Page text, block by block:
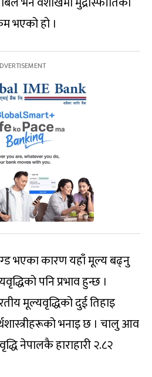
भएको हो ।
भएका कारण यहाँ मूल्य बढ्नु
पनि प्रभाव हुन्छ ।
मूल्यवृद्धिको दुई तिहाइ
भनाइ छ । चालु आव
नेपालकै हाराहारी २.८२